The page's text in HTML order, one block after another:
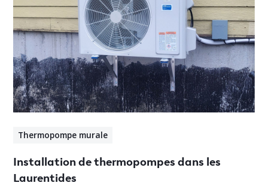
Thermopompe murale
Installation de thermopompes dans les
Laurentides